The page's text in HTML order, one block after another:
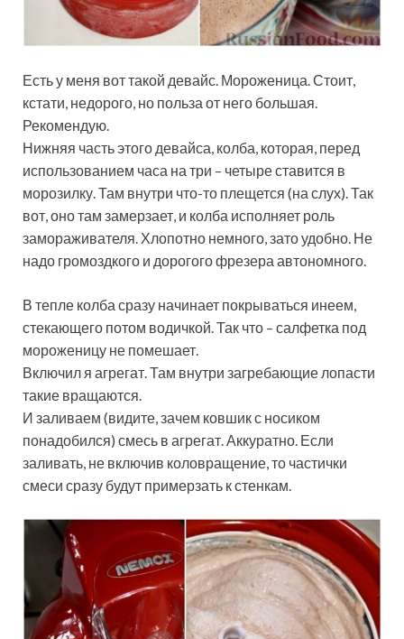
Есть у меня вот такой девайс. Мороженица. Стоит,
кстати, недорого, но польза от него большая.
Рекомендую.
Нижняя часть этого девайса, колба, которая, перед
использованием часа на три – четыре ставится в
морозилку. Там внутри что-то плещется (на слух). Так
вот, оно там замерзает, и колба исполняет роль
замораживателя. Хлопотно немного, зато удобно. Не
надо громоздкого и дорогого фрезера автономного.
В тепле колба сразу начинает покрываться инеем,
стекающего потом водичкой. Так что – салфетка под
мороженицу не помешает.
Включил я агрегат. Там внутри загребающие лопасти
такие вращаются.
И заливаем (видите, зачем ковшик с носиком
понадобился) смесь в агрегат. Аккуратно. Если
заливать, не включив коловращение, то частички
смеси сразу будут примерзать к стенкам.